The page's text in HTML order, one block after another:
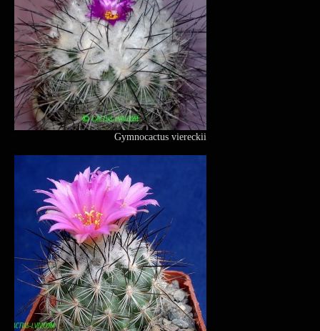
Gymnocactus viereckii